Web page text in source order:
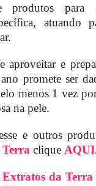
produtos para
atuando
aproveitar e
promete ser
menos 1 vez
na pele.
e outros
clique
Extratos da Terra